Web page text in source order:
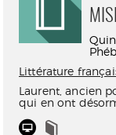
Littérature
Laurent, ancien
qui en ont